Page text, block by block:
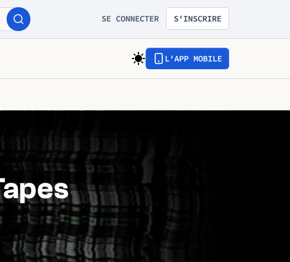
SE CONNECTER S'INSCRIRE
L'APP MOBILE